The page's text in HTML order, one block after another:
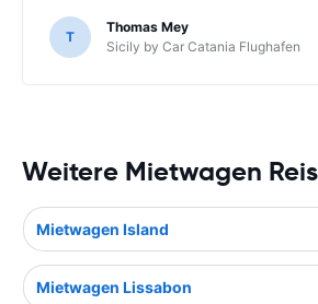
T
Thomas Mey
Sicily by Car Catania Flughafen
Weitere Mietwagen
Mietwagen Island
Mietwagen Lissabon